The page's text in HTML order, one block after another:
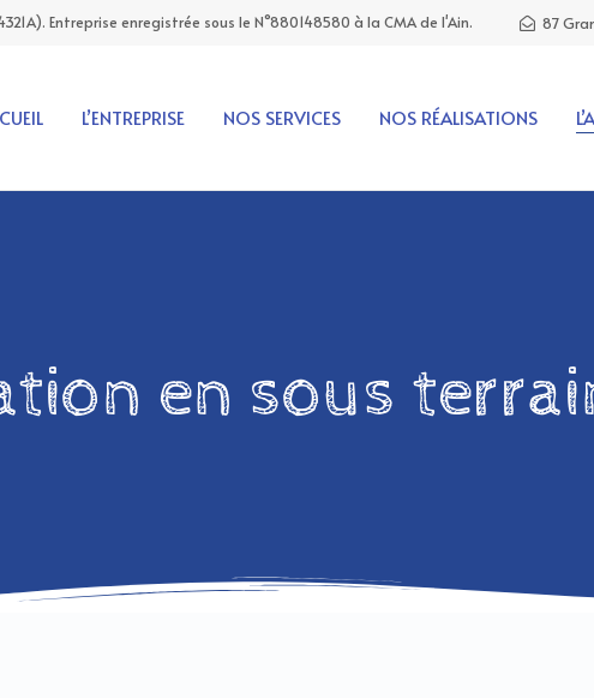
Entreprise enregistrée sous le N°880148580 à la CMA de l'Ain. 87
L’ENTREPRISE NOS SERVICES NOS RÉALISATIONS
en sous